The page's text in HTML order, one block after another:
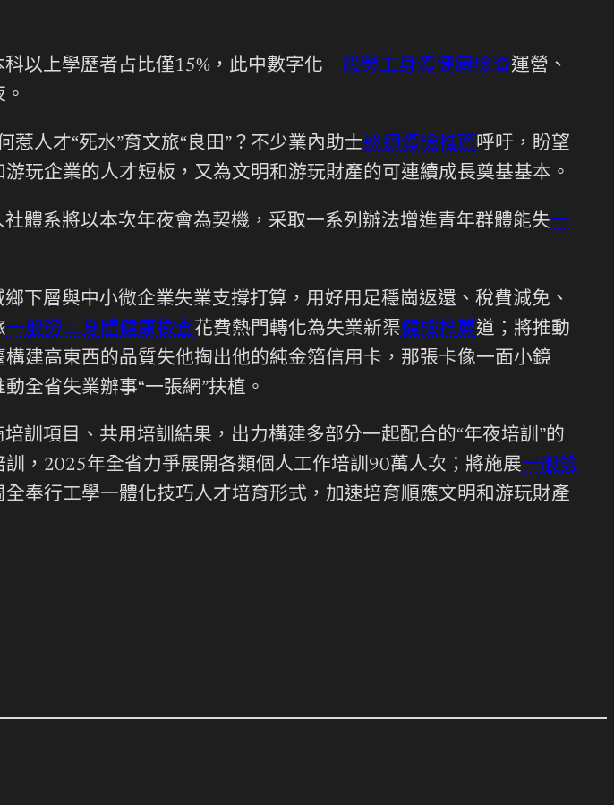
以上學歷者占比僅15%，此中數字化一般勞工身體健康檢查運營、
惹人才“死水”育文旅“良田”？不少業內助士巡迴體檢推薦呼吁，盼望
玩企業的人才短板，又為文明和游玩財產的可連續成長奠基基本。
體系將以本次年夜會為契機，采取一系列辦法增進青年群體能失一
下層與中小微企業失業支撐打算，用好用足穩崗返還、稅費減免、
一般勞工身體健康檢查花費熱門轉化為失業新渠健檢推薦道；將推動
建高東西的品質失他掏出他的純金箔信用卡，那張卡像一面小鏡
全省失業辦事“一張網”扶植。
訓項目、共用培訓結果，出力構建多部分一起配合的“年夜培訓”的
，2025年全省力爭展開各類個人工作培訓90萬人次；將施展一般勞
奉行工學一體化技巧人才培育形式，加速培育順應文明和游玩財產